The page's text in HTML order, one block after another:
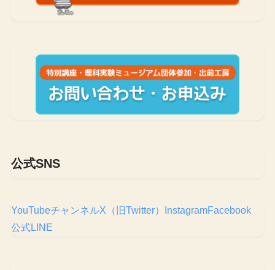
公式SNS
YouTubeチャンネルX（旧Twitter） InstagramFacebook
公式LINE